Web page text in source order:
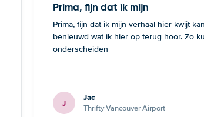
Prima, fijn dat ik mijn
Prima, fijn dat ik mijn verhaal hier kwijt
benieuwd wat ik hier op terug hoor. Zo
onderscheiden
J Jac
Thrifty Vancouver Airport